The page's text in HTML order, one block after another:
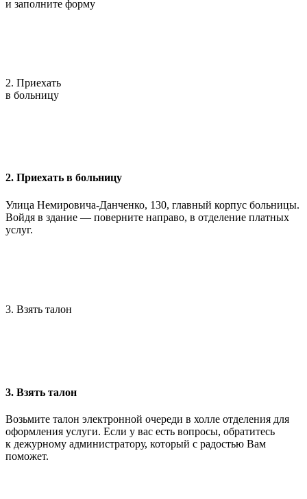
и заполните форму
2. Приехать
в больницу
2. Приехать в больницу
Улица Немировича-Данченко, 130, главный корпус больницы.
Войдя в здание — поверните направо, в отделение платных
услуг.
3. Взять талон
3. Взять талон
Возьмите талон электронной очереди в холле отделения для
оформления услуги. Если у вас есть вопросы, обратитесь
к дежурному администратору, который с радостью Вам
поможет.